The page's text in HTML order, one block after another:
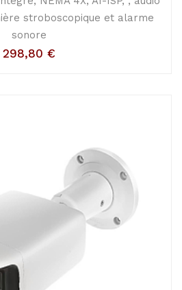
stroboscopique et alarme
sonore
298,80 €